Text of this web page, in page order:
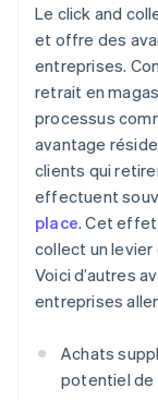
Le click and
et offre des
entreprises.
retrait en
processus
avantage
clients qui
effectuent
place. Cet
collect un
Voici d’autres
entreprises
Achats
potentiel de